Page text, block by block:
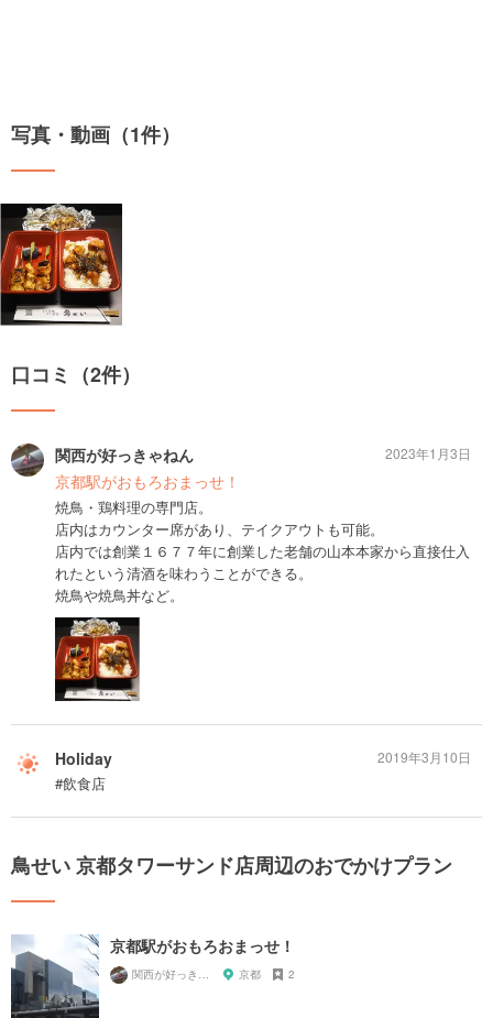
写真・動画（1件）
口コミ（2件）
関西が好っきゃねん
京都駅がおもろおまっせ！
焼鳥・鶏料理の専門店。
店内はカウンター席があり、テイクアウトも可能。
店内では創業１６７７年に創業した老舗の山本本家から直接仕入
れたという清酒を味わうことができる。
焼鳥や焼鳥丼など。
2023年1月3日
Holiday
#飲食店
2019年3月10日
鳥せい 京都タワーサンド店周辺のおでかけプラン
京都駅がおもろおまっせ！
関西が好っきゃねん 京都 2